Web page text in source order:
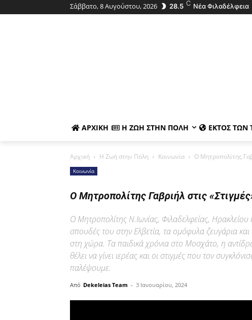
Σάββατο, 8 Αυγούστου, 2026 28.5 C Νέα Φιλαδέλφεια
ΑΡΧΙΚΉ Η ΖΩΉ ΣΤΗΝ ΠΌΛΗ ΕΚΤΌΣ ΤΩΝ
Αρχική Η Ζωή στην Πόλη Κοινωνία Ο Μητροπολίτης
Κοινωνία
Ο Μητροπολίτης Γαβριήλ στις
Ο Μητροπολίτης Ν.Ιωνίας, Φιλαδελφείας, Ηρακλείου
σπουδές του στην Ελβετία, τα ομόφυλα ζευγάρια
στη χώρα. Τα παιδικά χρόνια στο Μοσχάτο, η
θέλει να γίνει ιερέας και οι στιγμές που τον
παλέψουμε.
Από Dekeleias Team - 3 Ιανουαρίου, 2024